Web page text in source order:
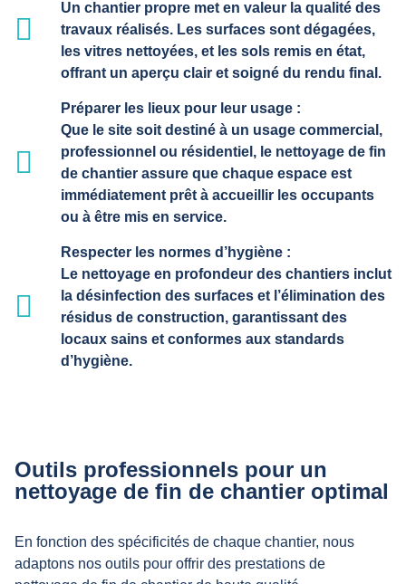
Un chantier propre met en valeur la qualité des
travaux réalisés. Les surfaces sont dégagées,
les vitres nettoyées, et les sols remis en état,
offrant un aperçu clair et soigné du rendu final.
Préparer les lieux pour leur usage :
Que le site soit destiné à un usage commercial,
professionnel ou résidentiel, le nettoyage de fin
de chantier assure que chaque espace est
immédiatement prêt à accueillir les occupants
ou à être mis en service.
Respecter les normes d’hygiène :
Le nettoyage en profondeur des chantiers inclut
la désinfection des surfaces et l’élimination des
résidus de construction, garantissant des
locaux sains et conformes aux standards
d’hygiène.
Outils professionnels pour un
nettoyage de fin de chantier optimal
En fonction des spécificités de chaque chantier, nous
adaptons nos outils pour offrir des prestations de